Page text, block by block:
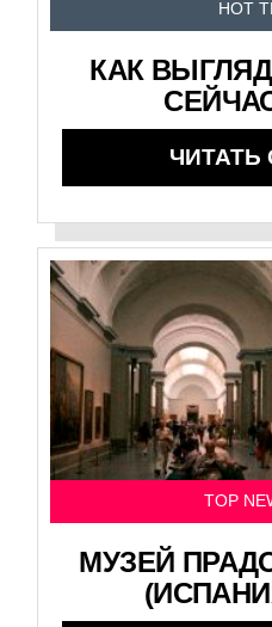
HOT
КАК
ЧИТАТЬ
TOP
МУЗЕЙ